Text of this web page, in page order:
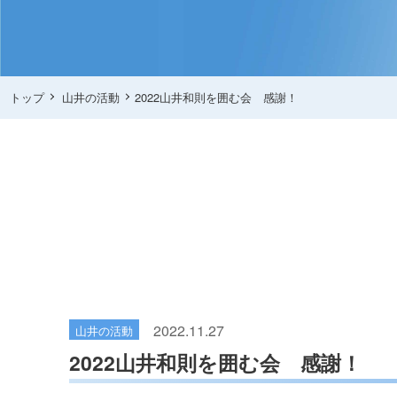
トップ 山井の活動 2022山井和則を囲む会 感謝！
山井の活動 2022.11.27
2022山井和則を囲む会 感謝！